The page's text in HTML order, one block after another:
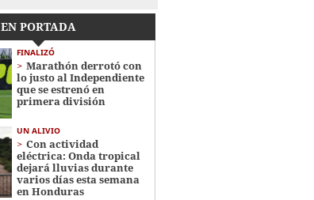
EN PORTADA
FINALIZÓ
Marathón derrotó con
lo justo al Independiente
que se estrenó en
primera división
UN ALIVIO
Con actividad
eléctrica: Onda tropical
dejará lluvias durante
varios días esta semana
en Honduras